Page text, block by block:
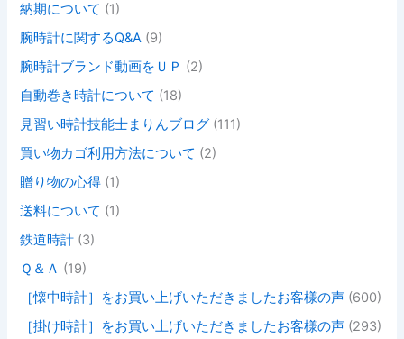
納期について (1)
腕時計に関するQ&A (9)
腕時計ブランド動画をＵＰ (2)
自動巻き時計について (18)
見習い時計技能士まりんブログ (111)
買い物カゴ利用方法について (2)
贈り物の心得 (1)
送料について (1)
鉄道時計 (3)
Ｑ＆Ａ (19)
［懐中時計］をお買い上げいただきましたお客様の声 (600)
［掛け時計］をお買い上げいただきましたお客様の声 (293)